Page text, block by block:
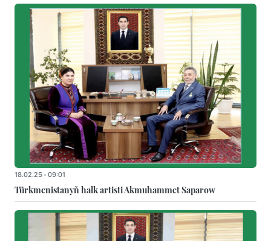
18.02.25 - 09:01
Türkmenistanyň halk artisti Akmuhammet Saparow